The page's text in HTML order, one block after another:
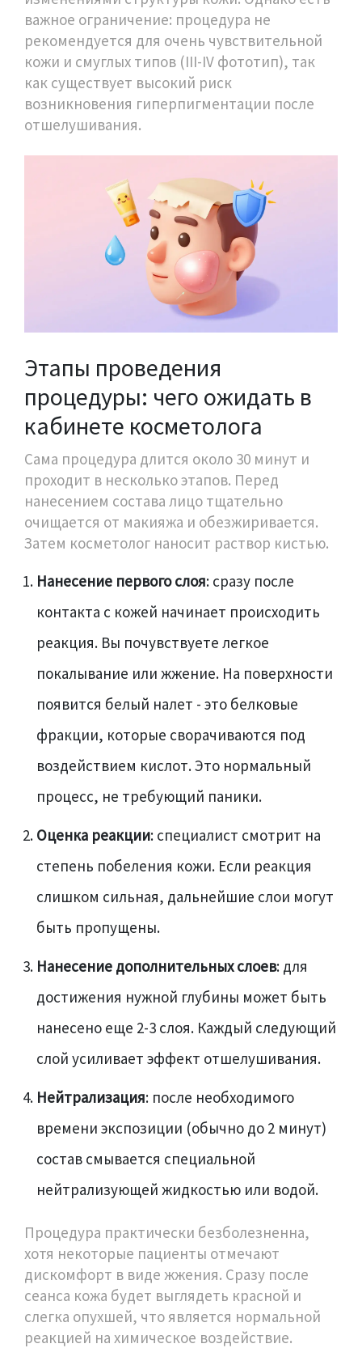
важное ограничение: процедура не
рекомендуется для очень чувствительной
кожи и смуглых типов (III-IV фототип), так
как существует высокий риск
возникновения гиперпигментации после
отшелушивания.
Этапы проведения
процедуры: чего ожидать в
кабинете косметолога
Сама процедура длится около 30 минут и
проходит в несколько этапов. Перед
нанесением состава лицо тщательно
очищается от макияжа и обезжиривается.
Затем косметолог наносит раствор кистью.
Нанесение первого слоя: сразу после
контакта с кожей начинает происходить
реакция. Вы почувствуете легкое
покалывание или жжение. На поверхности
появится белый налет - это белковые
фракции, которые сворачиваются под
воздействием кислот. Это нормальный
процесс, не требующий паники.
Оценка реакции: специалист смотрит на
степень побеления кожи. Если реакция
слишком сильная, дальнейшие слои могут
быть пропущены.
Нанесение дополнительных слоев: для
достижения нужной глубины может быть
нанесено еще 2-3 слоя. Каждый следующий
слой усиливает эффект отшелушивания.
Нейтрализация: после необходимого
времени экспозиции (обычно до 2 минут)
состав смывается специальной
нейтрализующей жидкостью или водой.
Процедура практически безболезненна,
хотя некоторые пациенты отмечают
дискомфорт в виде жжения. Сразу после
сеанса кожа будет выглядеть красной и
слегка опухшей, что является нормальной
реакцией на химическое воздействие.